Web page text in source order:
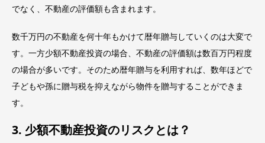
でなく、不動産の評価額も含まれます。
数千万円の不動産を何十年もかけて暦年贈与していくのは大変で
す。一方少額不動産投資の場合、不動産の評価額は数百万円程度
の場合が多いです。そのため暦年贈与を利用すれば、数年ほどで
子どもや孫に贈与税を抑えながら物件を贈与することができま
す。
3. 少額不動産投資のリスクとは？